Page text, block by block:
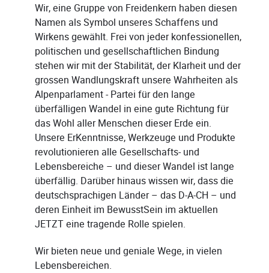
Wir, eine Gruppe von Freidenkern haben diesen
Namen als Symbol unseres Schaffens und
Wirkens gewählt. Frei von jeder konfessionellen,
politischen und gesellschaftlichen Bindung
stehen wir mit der Stabilität, der Klarheit und der
grossen Wandlungskraft unsere Wahrheiten als
Alpenparlament - Partei für den lange
überfälligen Wandel in eine gute Richtung für
das Wohl aller Menschen dieser Erde ein.
Unsere ErKenntnisse, Werkzeuge und Produkte
revolutionieren alle Gesellschafts- und
Lebensbereiche – und dieser Wandel ist lange
überfällig. Darüber hinaus wissen wir, dass die
deutschsprachigen Länder – das D-A-CH – und
deren Einheit im BewusstSein im aktuellen
JETZT eine tragende Rolle spielen.
Wir bieten neue und geniale Wege, in vielen
Lebensbereichen.